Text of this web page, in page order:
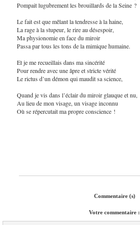
Pompait lugubrement les brouillards de la Seine ?
Le fait est que mêlant la tendresse à la haine,
La rage à la stupeur, le rire au désespoir,
Ma physionomie en face du miroir
Passa par tous les tons de la mimique humaine.
Et je me recueillais dans ma sincérité
Pour rendre avec une âpre et stricte vérité
Le rictus d’un démon qui maudit sa science,
Quand je vis dans l’éclair du miroir glauque et nu,
Au lieu de mon visage, un visage inconnu
Où se répercutait ma propre conscience !
Commentaire (s)
Votre commentaire :